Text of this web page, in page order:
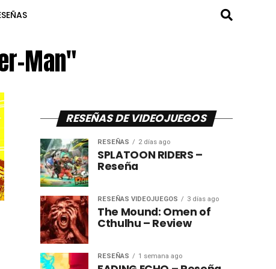
Man"
RESEÑAS DE VIDEOJUEGOS
RESEÑAS 2 días ago
SPLATOON RIDERS –
Reseña
RESEÑAS VIDEOJUEGOS 3 días ago
The Mound: Omen of
Cthulhu – Review
RESEÑAS 1 semana ago